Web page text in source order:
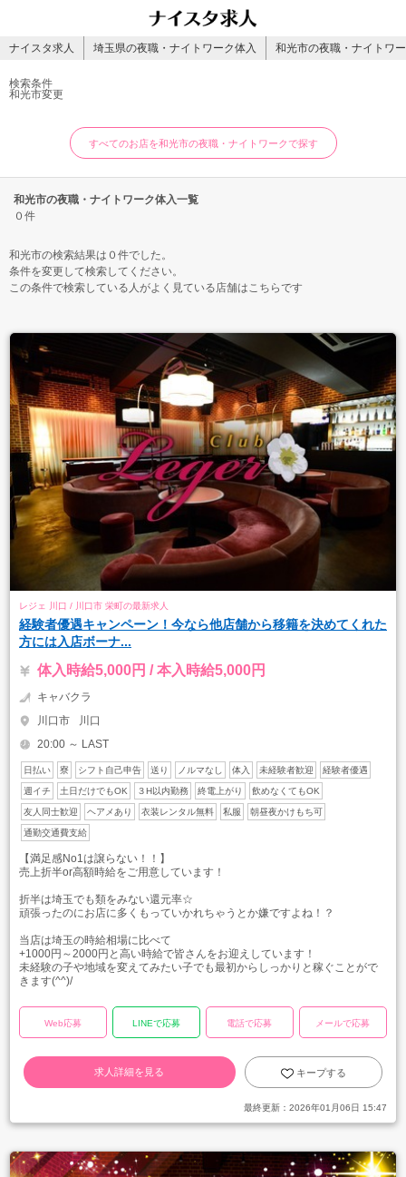
ナイスタ求人 埼玉県の夜職・ナイトワーク体入 和光市の夜職・ナイトワ
検索条件
和光市変更
すべてのお店を和光市の夜職・ナイトワークで探す
和光市の夜職・ナイトワーク体入一覧
０件
和光市の検索結果は０件でした。
条件を変更して検索してください。
この条件で検索している人がよく見ている店舗はこちらです
レジェ 川口 / 川口市 栄町の最新求人
経験者優遇キャンペーン！今なら他店舗から移籍を決めてくれた
方には入店ボーナ...
体入時給5,000円 / 本入時給5,000円
キャバクラ
川口市
川口
20:00 ～ LAST
日払い 寮 シフト自己申告 送り ノルマなし 体入 未経験者歓迎 経験者優遇
週イチ 土日だけでもOK ３H以内勤務 終電上がり 飲めなくてもOK
友人同士歓迎 ヘアメあり 衣装レンタル無料 私服 朝昼夜かけもち可
通勤交通費支給
【満足感No1は譲らない！！】
売上折半or高額時給をご用意しています！
折半は埼玉でも類をみない還元率☆
頑張ったのにお店に多くもっていかれちゃうとか嫌ですよね！？
当店は埼玉の時給相場に比べて
+1000円～2000円と高い時給で皆さんをお迎えしています！
未経験の子や地域を変えてみたい子でも最初からしっかりと稼ぐことがで
きます(^^)/
Web応募 LINEで応募 電話で応募 メールで応募
求人詳細を見る キープする
最終更新： 2026年01月06日 15:47